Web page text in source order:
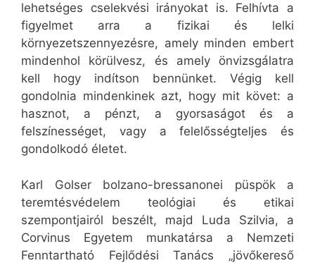
lehetséges cselekvési irányokat is. Felhívta a
figyelmet arra a fizikai és lelki
környezetszennyezésre, amely minden embert
mindenhol körülvesz, és amely önvizsgálatra
kell hogy indítson bennünket. Végig kell
gondolnia mindenkinek azt, hogy mit követ: a
hasznot, a pénzt, a gyorsaságot és a
felszínességet, vagy a felelősségteljes és
gondolkodó életet.
Karl Golser bolzano-bressanonei püspök a
teremtésvédelem teológiai és etikai
szempontjairól beszélt, majd Luda Szilvia, a
Corvinus Egyetem munkatársa a Nemzeti
Fenntartható Fejlődési Tanács „jövőkereső